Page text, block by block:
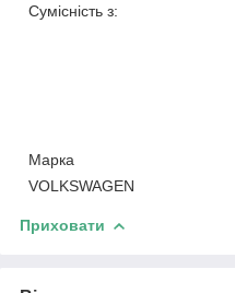
Сумісність з:
Марка
VOLKSWAGEN
Приховати